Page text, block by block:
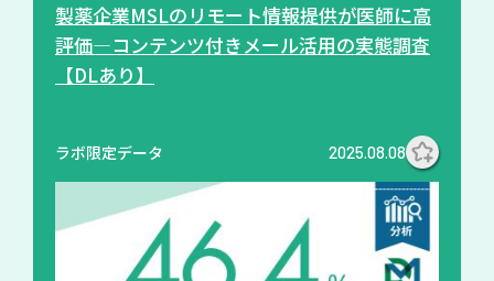
製薬企業MSLのリモート情報提供が医師に高
評価―コンテンツ付きメール活用の実態調査
【DLあり】
ラボ限定データ 2025.08.08